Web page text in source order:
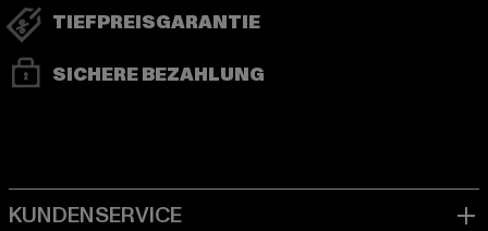
TIEFPREISGARANTIE
SICHERE BEZAHLUNG